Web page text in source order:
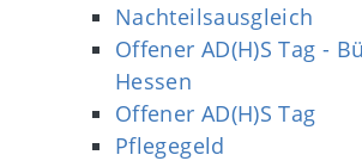
Nachteilsausgleich
Offener AD(H)S Tag -
Hessen
Offener AD(H)S Tag
Pflegegeld